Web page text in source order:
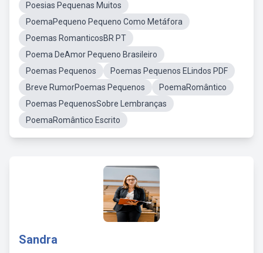
Poesias Pequenas Muitos
PoemaPequeno Pequeno Como Metáfora
Poemas RomanticosBR PT
Poema DeAmor Pequeno Brasileiro
Poemas Pequenos
Poemas Pequenos ELindos PDF
Breve RumorPoemas Pequenos
PoemaRomântico
Poemas PequenosSobre Lembranças
PoemaRomântico Escrito
Sandra